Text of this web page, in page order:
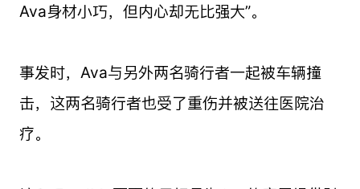
Ava身材小巧，但内心却无比强大”。
事发时，Ava与另外两名骑行者一起被车辆撞
击，这两名骑行者也受了重伤并被送往医院治
疗。